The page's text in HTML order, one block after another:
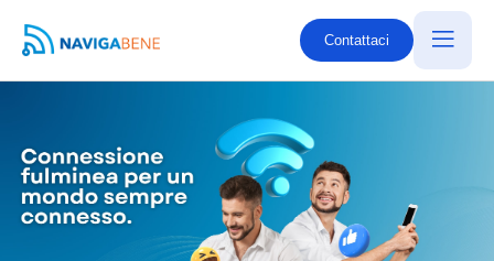
Contattaci